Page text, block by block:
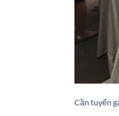
Cần tuyển